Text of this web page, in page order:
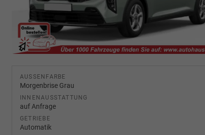
AUSSENFARBE
Morgenbrise Grau
INNENAUSSTATTUNG
auf Anfrage
GETRIEBE
Automatik